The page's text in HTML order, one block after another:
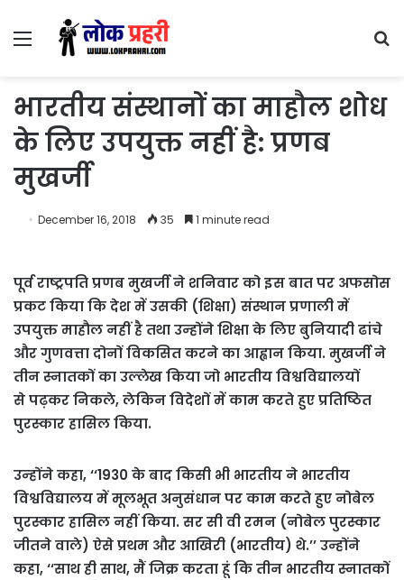
Menu
भारतीय संस्थानों का माहौल शोध
के लिए उपयुक्त नहीं है: प्रणब
मुखर्जी
December 16, 2018 35 1 minute read
पूर्व राष्ट्रपति प्रणब मुखर्जी ने शनिवार को इस बात पर अफसोस
प्रकट किया कि देश में उसकी (शिक्षा) संस्थान प्रणाली में
उपयुक्त माहौल नहीं है तथा उन्होंने शिक्षा के लिए बुनियादी ढांचे
और गुणवत्ता दोनों विकसित करने का आह्वान किया. मुखर्जी ने
तीन स्नातकों का उल्लेख किया जो भारतीय विश्वविद्यालयों
से पढ़कर निकले, लेकिन विदेशों में काम करते हुए प्रतिष्ठित
पुरस्कार हासिल किया.
उन्होंने कहा, ‘‘1930 के बाद किसी भी भारतीय ने भारतीय
विश्वविद्यालय में मूलभूत अनुसंधान पर काम करते हुए नोबेल
पुरस्कार हासिल नहीं किया. सर सी वी रमन (नोबेल पुरस्कार
जीतने वाले) ऐसे प्रथम और आखिरी (भारतीय) थे.’’ उन्होंने
कहा, ‘‘साथ ही साथ, मैं जिक्र करता हूं कि तीन भारतीय स्नातकों